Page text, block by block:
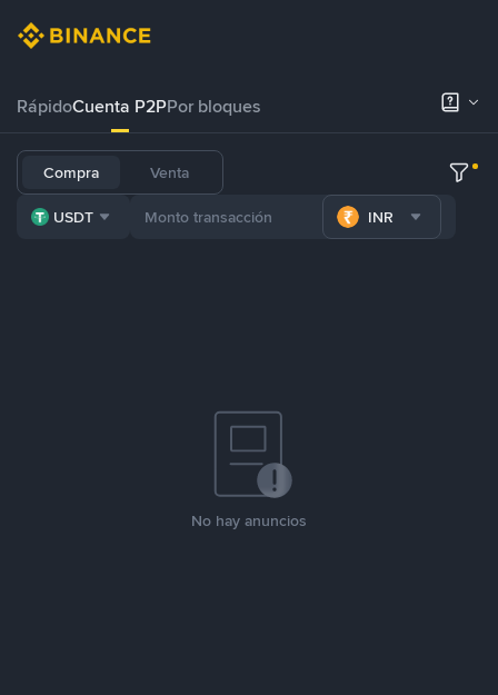
RápidoCuenta P2PPor bloques
Compra Venta
USDT INR
No hay anuncios